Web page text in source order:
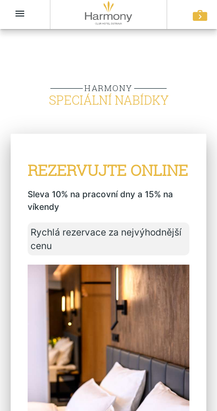
menu
HARMONY
SPECIÁLNÍ NABÍDKY
REZERVUJTE ONLINE
Sleva 10% na pracovní dny a 15% na
víkendy
Rychlá rezervace za nejvýhodnější
cenu